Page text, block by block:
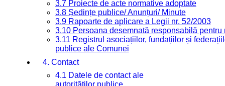
3.7 Proiecte de acte normative adoptate
3.8 Ședințe publice/ Anunțuri/ Minute
3.9 Rapoarte de aplicare a Legii nr. 52/2003
3.10 Persoana desemnată responsabilă
3.11 Registrul asociațiilor, fundațiilor și
publice ale Comunei
4. Contact
4.1 Datele de contact ale
autorităților publice